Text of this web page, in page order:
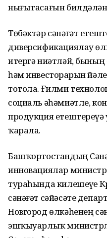
нығытасағын
Төбәктәр сәнәғәт
диверсификациялау
итергә ниәтләй, бының
һәм инвесторҙарын
тотола. Ғилми
социаль әһәмиәтле,
продукция етештереүҙә
ҡарала.
Башҡортостандың
инновациялар
тураһында килешеүҙе
сәнәғәт сәйәсәте
Новгород өлкәһенең
эшҡыуарлыҡ